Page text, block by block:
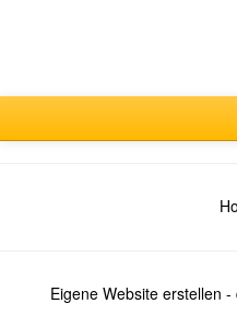
Eigene Website erstellen